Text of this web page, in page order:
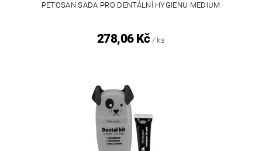
PETOSAN SADA PRO DENTÁLNÍ HYGIENU MEDIUM
278,06 Kč / ks